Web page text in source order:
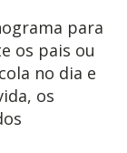
para
os pais ou
no dia e
os